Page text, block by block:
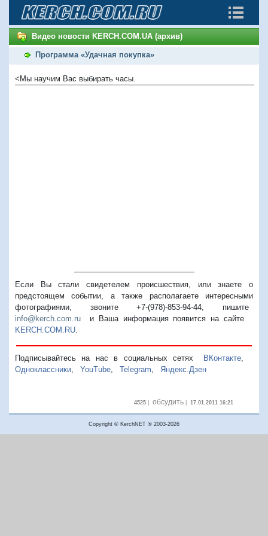
Видео новости KERCH.COM.UA (архив)
Программа «Удачная покупка»
<Мы научим Вас выбирать часы.
Если Вы стали свидетелем происшествия, или знаете о
предстоящем событии, а также располагаете интересными
фотографиями, звоните +7-(978)-853-94-44, пишите
info@kerch.com.ru и Ваша информация появится на сайте
KERCH.COM.RU
Подписывайтесь на нас в социальных сетях ВКонтакте,
Одноклассники
YouTube Telegram Яндекс.Дзен
4525| обсудить| 17.01.2011 16:21
Copyright © KerchNET ® 2003-2026